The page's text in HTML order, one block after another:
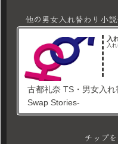
他の男女入れ替わり小
入
入
古都礼奈 TS・男女入
Swap Stories-
チップ